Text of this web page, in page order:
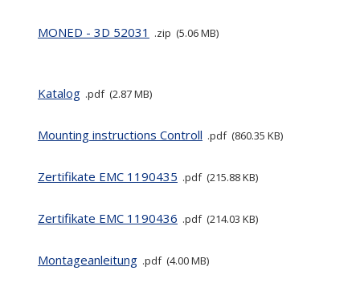
MONED - 3D 52031 zip 5.06 MB
Katalog pdf 2.87 MB
Mounting instructions Controll pdf 860.35 KB
Zertifikate EMC 1190435 pdf 215.88 KB
Zertifikate EMC 1190436 pdf 214.03 KB
Montageanleitung pdf 4.00 MB